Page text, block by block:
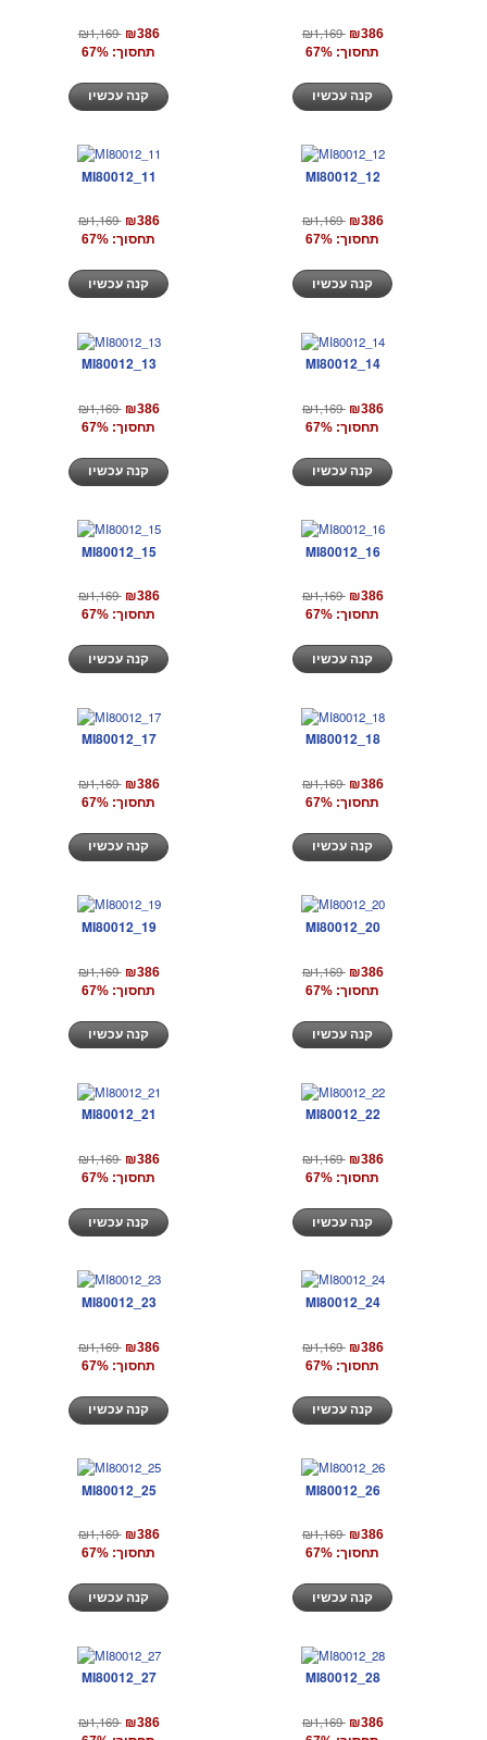
₪1,169 ₪386
תחסוך: 67%
₪1,169 ₪386
תחסוך: 67%
MI80012_11
₪1,169 ₪386
תחסוך: 67%
MI80012_12
₪1,169 ₪386
תחסוך: 67%
MI80012_13
₪1,169 ₪386
תחסוך: 67%
MI80012_14
₪1,169 ₪386
תחסוך: 67%
MI80012_15
₪1,169 ₪386
תחסוך: 67%
MI80012_16
₪1,169 ₪386
תחסוך: 67%
MI80012_17
₪1,169 ₪386
תחסוך: 67%
MI80012_18
₪1,169 ₪386
תחסוך: 67%
MI80012_19
₪1,169 ₪386
תחסוך: 67%
MI80012_20
₪1,169 ₪386
תחסוך: 67%
MI80012_21
₪1,169 ₪386
תחסוך: 67%
MI80012_22
₪1,169 ₪386
תחסוך: 67%
MI80012_23
₪1,169 ₪386
תחסוך: 67%
MI80012_24
₪1,169 ₪386
תחסוך: 67%
MI80012_25
₪1,169 ₪386
תחסוך: 67%
MI80012_26
₪1,169 ₪386
תחסוך: 67%
MI80012_27
₪1,169 ₪386
MI80012_28
₪1,169 ₪386